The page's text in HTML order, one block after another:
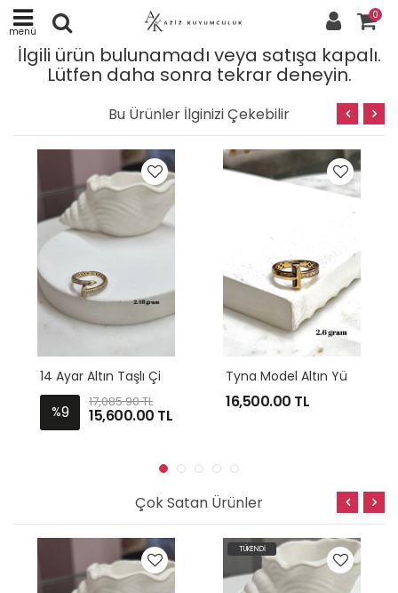
menü
0
İlgili ürün bulunamadı veya satışa kapalı.
Lütfen daha sonra tekrar deneyin.
Bu Ürünler İlginizi Çekebilir
%9
17,085.90 TL
15,600.00 TL
16,500.00 TL
Çok Satan Ürünler
TÜKENDİ